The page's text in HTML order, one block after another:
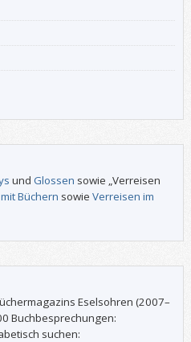
und Glossen sowie „Verreisen
Büchern sowie Verreisen im
Eselsohren (2007–
Buchbesprechungen:
suchen: